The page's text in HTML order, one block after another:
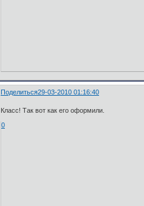
Поделиться29-03-2010 01:16:40
Класс! Так вот как его оформили.
0